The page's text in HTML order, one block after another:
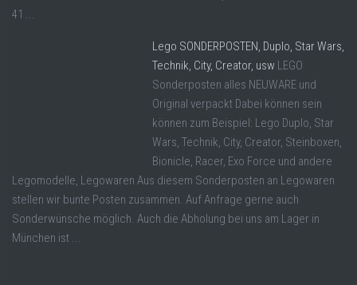
41 ...
Lego SONDERPOSTEN, Duplo, Star Wars,
Technik, City, Creator, usw LEGO
Sonderposten alles NEUWARE und
Original verpackt Dabei können sein
können zum Beispiel: Lego Duplo, Star
Wars, Technik, City, Creator, Steinboxen,
Bionicle, Racer, Exo Force und andere
Legomodelle, Legowaren Aus diesem Sonderposten an Legowaren
stellen wir bunte Posten zusammen. Auf Anfrage gerne auch
Sonderwünsche möglich. Auch die Abholung bei uns am Lager in
München ist ...